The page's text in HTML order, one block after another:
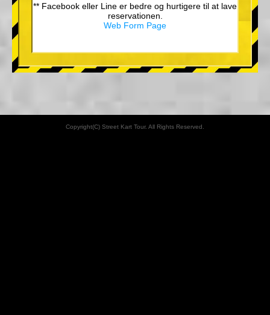
** Facebook eller Line er bedre og hurtigere til at lave
reservationen.
Web Form Page
Copyright(C) Street Kart Tour. All Rights Reserved.